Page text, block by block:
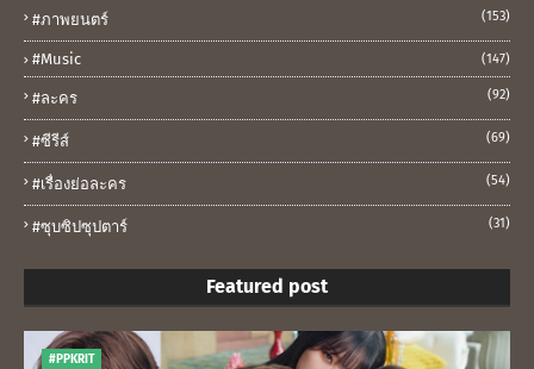
#ภาพยนตร์ (153)
#music (147)
#ละคร (92)
#ซีรีส์ (69)
#เรื่องย่อละคร (54)
#ซุบซิปซุปตาร์ (31)
Featured post
#PPKRIT